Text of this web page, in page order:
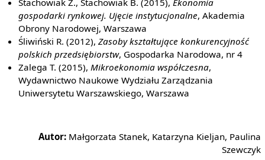
gospodarki rynkowej. Ujęcie instytucjonalne, Akademia
Obrony Narodowej, Warszawa
Śliwiński R. (2012),Zasoby kształtujące konkurencyjność
polskich przedsiębiorstw, Gospodarka Narodowa, nr 4
Zalega T. (2015), Mikroekonomia współczesna,
Wydawnictwo Naukowe Wydziału Zarządzania
Uniwersytetu Warszawskiego, Warszawa
Autor: Małgorzata Stanek, Katarzyna Kieljan, Paulina
Szewczyk